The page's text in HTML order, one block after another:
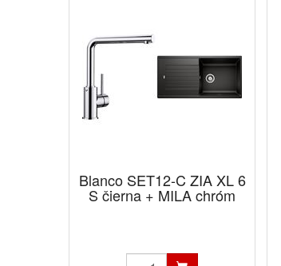
Blanco SET12-C ZIA XL 6
S čierna + MILA chróm